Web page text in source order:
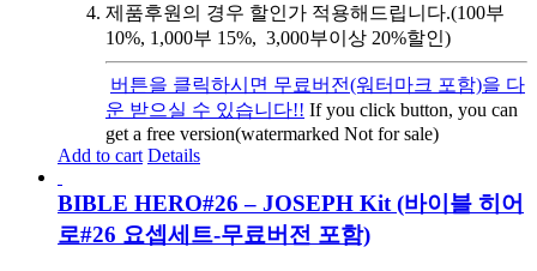
제품후원의 경우 할인가 적용해드립니다.(100부
10%, 1,000부 15%, 3,000부이상 20%할인)
버튼을 클릭하시면 무료버전(워터마크 포함)을 다
운 받으실 수 있습니다!! If you click button, you can
get a free version(watermarked Not for sale)
Add to cart Details
BIBLE HERO#26 – JOSEPH Kit (바이블 히어
로#26 요셉세트-무료버전 포함)